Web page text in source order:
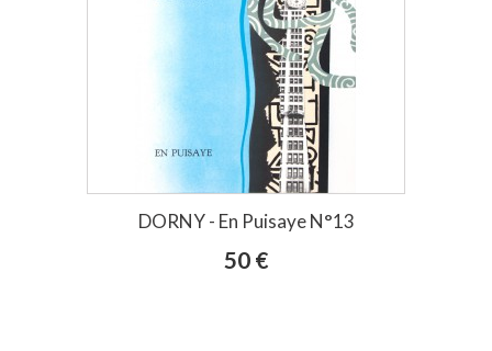
DORNY - En Puisaye N°13
50 €